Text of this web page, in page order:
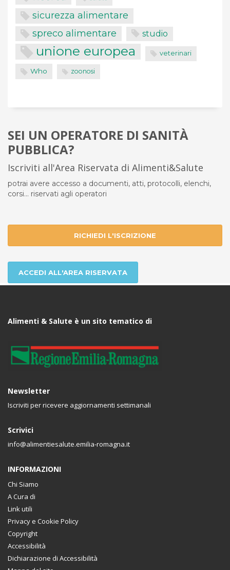
sicurezza alimentare
spreco alimentare studio
unione europea veterinari
Who zoonosi
SEI UN OPERATORE DI SANITÀ
PUBBLICA?
Iscriviti all'Area Riservata di Alimenti&Salute
potrai avere accesso a documenti, atti, protocolli, elenchi,
corsi... riservati agli operatori
RICHIEDI L'ISCRIZIONE
ACCEDI ALL'AREA RISERVATA
Alimenti & Salute è un sito tematico di
Newsletter
Iscriviti per ricevere aggiornamenti settimanali
Scrivici
info@alimentiesalute.emilia-romagna.it
INFORMAZIONI
Chi Siamo
A Cura di
Link utili
Privacy e Cookie Policy
Copyright
Accessibilità
Dichiarazione di Accessibilità